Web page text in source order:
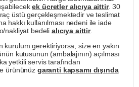
ek ücretler alıcıya aittir. 30
üstü gerçekleşmektedir ve teslimat
hakkı kullanılması nedeni ile iade
nakliyat bedeli alıcıya aittir.
kurulum gerektiriyorsa, size en yakın
kutusunun (ambalajının) açılması
yetkili servis tarafından
ürününüz garanti kapsamı dışında